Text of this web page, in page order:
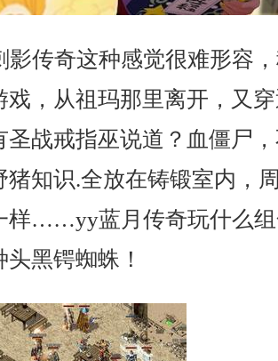
传奇这种感觉很难形容
戏，从祖玛那里离开，又
圣战戒指巫说道？血僵尸
猪知识.全放在铸锻室内，
样……yy蓝月传奇玩什么
黑锷蜘蛛！